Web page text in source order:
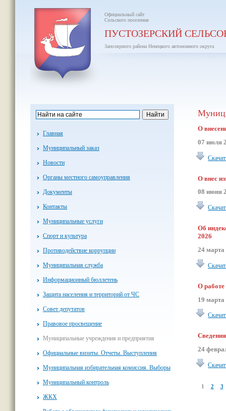
Официальный сайт
Сельского поселения
ПУСТОЗЕРСКИЙ
Заполярного района Ненецкого автономного округа
Главная
Муниципальный заказ
Новости
Органы местного самоуправления
Документы
Контакты
Муниципальные услуги
Спорт и культура
Противодействие коррупции
Муниципальная служба
Информационный бюллетень
Защита населения и территорий от ЧС
Совет депутатов
Правовое просвещение
Муниципальные учреждения и предприятия
Официальные визиты. Отчеты. Выступления
Муниципальная избирательная комиссия. Выборы
Муниципальный контроль
ЖКХ
О
07 июля
О внес
08 июня
Об
2026
24 марта
О
19 марта
24
1 2 3